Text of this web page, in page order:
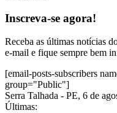
Inscreva-se agora!
Receba as últimas notícias
e-mail e fique sempre bem
[email-posts-subscribers
group="Public"]
Serra Talhada - PE, 6 de
Últimas: